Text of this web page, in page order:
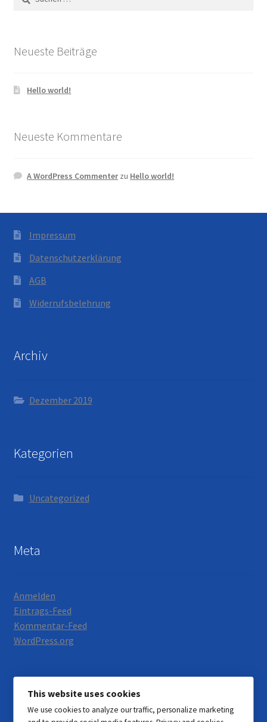
nach:
Neueste Beiträge
Hello world!
Neueste Kommentare
A WordPress Commenterzu Hello world!
Impressum
Datenschutzerklärung
AGB
Widerrufsbelehrung
Archiv
Dezember 2019
Kategorien
Uncategorized
Meta
Anmelden
Eintrags-Feed
Kommentar-Feed
WordPress.org
© Motorrad Neumann 2026
This website uses cookies
We use cookies to analyze our traffic, personalize marketing